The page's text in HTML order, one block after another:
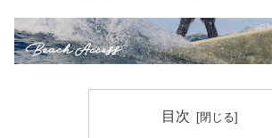
目次